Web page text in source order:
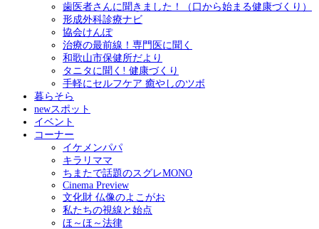
歯医者さんに聞きました！（口から始まる健康づくり）
形成外科診療ナビ
協会けんぽ
治療の最前線！専門医に聞く
和歌山市保健所だより
タニタに聞く! 健康づくり
手軽にセルフケア 癒やしのツボ
暮らそら
newスポット
イベント
コーナー
イケメンパパ
キラリママ
ちまたで話題のスグレMONO
Cinema Preview
文化財 仏像のよこがお
私たちの視線と始点
ほ～ほ～法律